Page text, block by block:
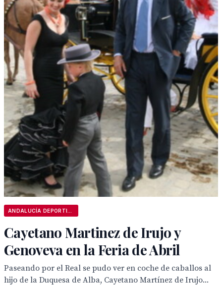
Cayetano Martinez de Irujo y
Genoveva en la Feria de Abril
Paseando por el Real se pudo ver en coche de caballos al
hijo de la Duquesa de Alba, Cayetano Martínez de Irujo...